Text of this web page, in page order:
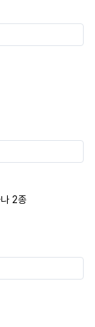
2종